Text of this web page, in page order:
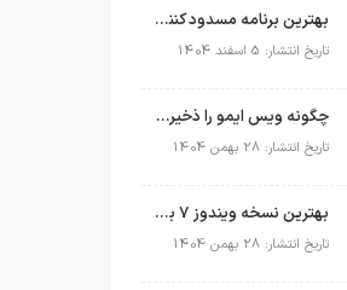
بهترین برنامه مسدود کننده تماس و پیامک در سال 2026
تاریخ انتشار: 5 اسفند 1404
چگونه ویس ایمو را ذخیره کنیم؟
تاریخ انتشار: 28 بهمن 1404
بهترین نسخه ویندوز 7 برای سیستم های ضعیف
تاریخ انتشار: 28 بهمن 1404